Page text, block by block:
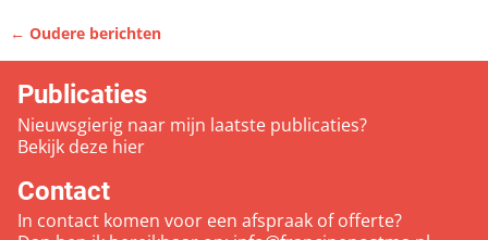
Bericht navigatie
← Oudere berichten
Publicaties
Nieuwsgierig naar mijn laatste publicaties?
Bekijk deze hier
Contact
In contact komen voor een afspraak of offerte?